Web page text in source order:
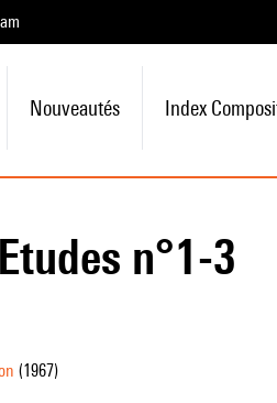
Nouveautés Index
n°1-3
(1967)